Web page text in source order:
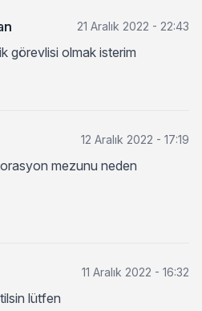
21 Aralık 2022 - 22:43
görevlisi olmak isterim
12 Aralık 2022 - 17:19
mezunu neden
11 Aralık 2022 - 16:32
lütfen